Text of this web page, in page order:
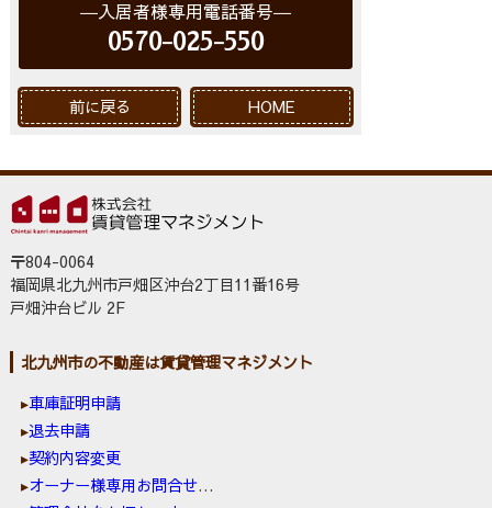
入居者様専用電話番号
0570-025-550
前に戻る HOME
〒804-0064
福岡県北九州市戸畑区沖台2丁目11番16号
戸畑沖台ビル 2F
北九州市の不動産は賃貸管理マネジメント
車庫証明申請
退去申請
契約内容変更
オーナー様専用お問合せ窓口